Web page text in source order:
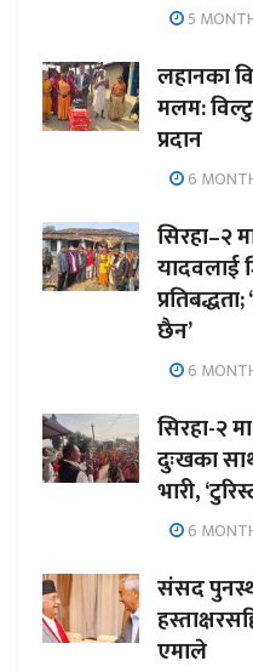
5
लहानका
मलम:
प्रदान
6
सिरहा–२
यादवलाई
छैन’
6
सिरहा-२
दुःखका
भारी,
6
संसद
एमाले